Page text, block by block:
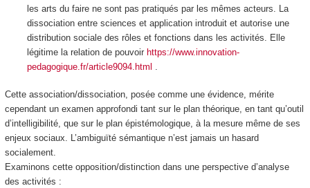
les arts du faire ne sont pas pratiqués par les mêmes acteurs. La
dissociation entre sciences et application introduit et autorise une
distribution sociale des rôles et fonctions dans les activités. Elle
légitime la relation de pouvoir https://www.innovation-
pedagogique.fr/article9094.html
Cette association/dissociation, posée comme une évidence, mérite
cependant un examen approfondi tant sur le plan théorique, en tant qu’outil
d’intelligibilité, que sur le plan épistémologique, à la mesure même de ses
enjeux sociaux. L’ambiguïté sémantique n’est jamais un hasard
socialement.
Examinons cette opposition/distinction dans une perspective d’analyse
des activités :